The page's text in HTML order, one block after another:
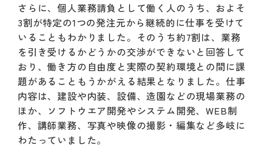
さらに、個人業務請負として働く人のうち、およそ
3割が特定の1つの発注元から継続的に仕事を受けて
いることもわかりました。そのうち約7割は、業務
を引き受けるかどうかの交渉ができないと回答して
おり、働き方の自由度と実際の契約環境との間に課
題があることもうかがえる結果となりました。仕事
内容は、建設や内装、設備、造園などの現場業務の
ほか、ソフトウエア開発やシステム開発、WEB制
作、講師業務、写真や映像の撮影・編集など多岐に
わたっていました。